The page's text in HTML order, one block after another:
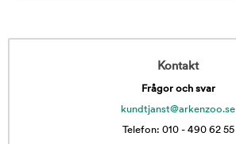
Kontakt
Frågor och svar
kundtjanst@arkenzoo.se
Telefon: 010 - 490 62 55